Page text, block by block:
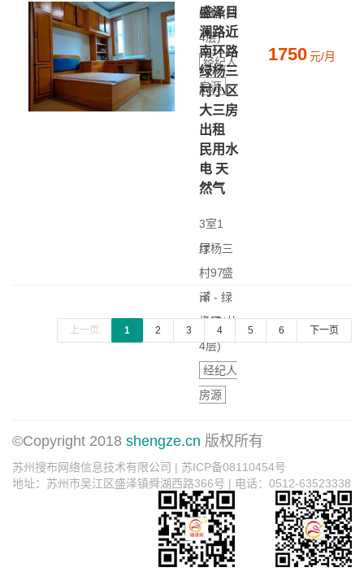
中层(共
4层)
经纪人
房源
杨路
盛泽目
澜路近
南环路
绿杨三
村小区
大三房
出租
民用水
电 天
然气
3室1
厅
|
97
㎡
|
中层(共
4层)
经纪人
房源
绿杨三
村
盛
泽 - 绿
杨路
1750元/月
上一页 1 2 3 4 5 6 下一页
©Copyright 2018 shengze.cn 版权所有
苏州搜布网络信息技术有限公司 | 苏ICP备08110454号
地址：苏州市吴江区盛泽镇舜湖西路366号 | 电话：0512-63523338